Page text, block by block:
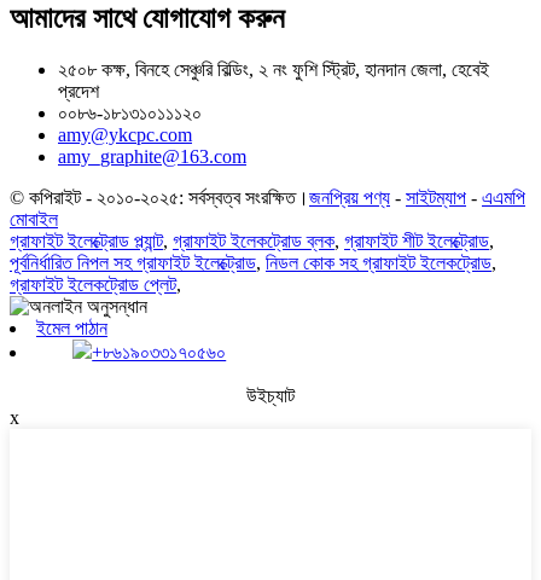
আমাদের সাথে যোগাযোগ করুন
২৫০৮ কক্ষ, বিনহে সেঞ্চুরি বিল্ডিং, ২ নং ফুশি স্ট্রিট, হানদান জেলা, হেবেই
প্রদেশ
০০৮৬-১৮১৩১০১১১২০
amy@ykcpc.com
amy_graphite@163.com
© কপিরাইট - ২০১০-২০২৫: সর্বস্বত্ব সংরক্ষিত। জনপ্রিয় পণ্য - সাইটম্যাপ - এএমপি
মোবাইল
গ্রাফাইট ইলেক্ট্রোড প্ল্যান্ট, গ্রাফাইট ইলেকট্রোড ব্লক, গ্রাফাইট শীট ইলেক্ট্রোড,
পূর্বনির্ধারিত নিপল সহ গ্রাফাইট ইলেক্ট্রোড, নিডল কোক সহ গ্রাফাইট ইলেকট্রোড,
গ্রাফাইট ইলেকট্রোড প্লেট,
ইমেল পাঠান
+৮৬১৯০৩৩১৭০৫৬০
উইচ্যাট
x